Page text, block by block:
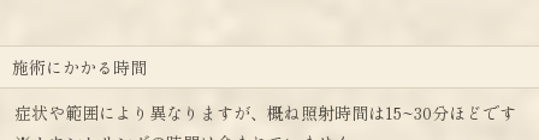
施術にかかる時間
症状や範囲により異なりますが、概ね照射時間は15~30分ほどです